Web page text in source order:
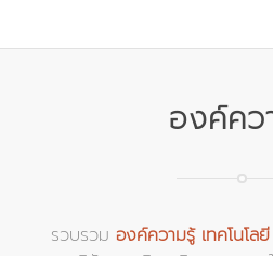
องค์คว
รวบรวมองค์ความรู้ เทคโนโล